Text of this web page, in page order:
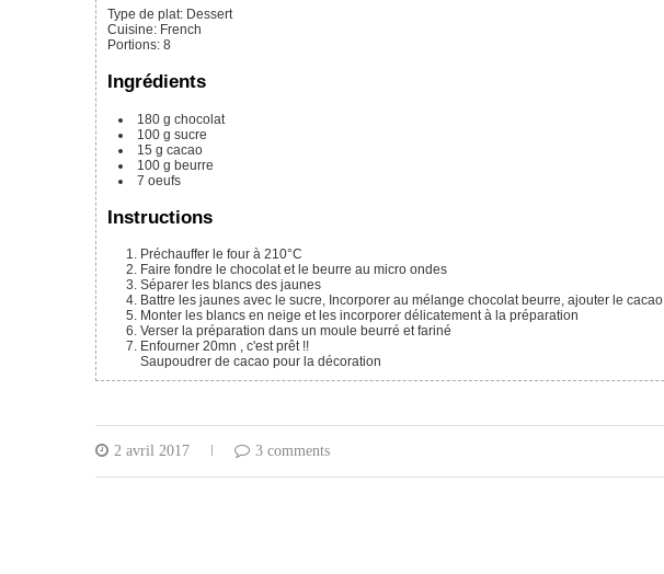
Type de plat: Dessert
Cuisine: French
Portions: 8
Ingrédients
180 g chocolat
100 g sucre
15 g cacao
100 g beurre
7 oeufs
Instructions
Préchauffer le four à 210°C
Faire fondre le chocolat et le beurre au micro ondes
Séparer les blancs des jaunes
Battre les jaunes avec le sucre, Incorporer au mélange chocolat beurre, ajouter le cacao
Monter les blancs en neige et les incorporer délicatement à la préparation
Verser la préparation dans un moule beurré et fariné
Enfourner 20mn , c'est prêt !!
Saupoudrer de cacao pour la décoration
2 avril 2017 3 comments